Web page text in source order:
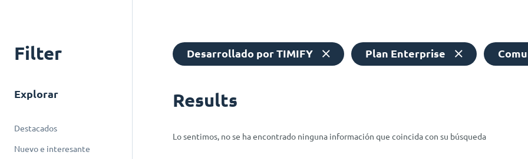
Filter
Explorar
Destacados
Nuevo e interesante
Desarrollado por TIMIFY Plan Enterprise
Results
Lo sentimos, no se ha encontrado ninguna información que coincida con su búsqueda